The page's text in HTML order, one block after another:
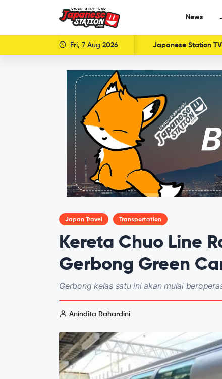
News
Fri, 7 Aug 2026 Japanese Station TV
Japan Travel Transportation
Kereta Chuo Line
Gerbong Green
Gerbong kelas satu ini akan mulai
Anindita Rahardini